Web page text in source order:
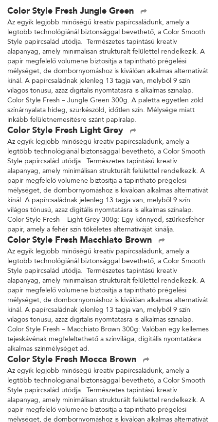
Color Style Fresh Jungle Green
Az egyik legjobb minőségű kreatív papírcsaládunk, amely a
legtöbb technológiánál biztonsággal bevethető, a Color Smooth
Style papírcsalád utódja. Természetes tapintású kreatív
alapanyag, amely minimálisan strukturált felülettel rendelkezik. A
papír megfelelő volumene biztosítja a tapintható prégelési
mélységet, de dombornyomáshoz is kiválóan alkalmas alternatívát
kínál. A papírcsaládnak jelenleg 13 tagja van, melyből 9 szín
világos tónusú, azaz digitális nyomtatásra is alkalmas színalap.
Color Style Fresh – Jungle Green 300g. A paletta egyetlen zöld
színárnyalata hideg, szürkészöld, időtlen szín. Mélysége miatt
inkább felületnemesítésre szánt papíralap.
Color Style Fresh Light Grey
Az egyik legjobb minőségű kreatív papírcsaládunk, amely a
legtöbb technológiánál biztonsággal bevethető, a Color Smooth
Style papírcsalád utódja. Természetes tapintású kreatív
alapanyag, amely minimálisan strukturált felülettel rendelkezik. A
papír megfelelő volumene biztosítja a tapintható prégelési
mélységet, de dombornyomáshoz is kiválóan alkalmas alternatívát
kínál. A papírcsaládnak jelenleg 13 tagja van, melyből 9 szín
világos tónusú, azaz digitális nyomtatásra is alkalmas színalap.
Color Style Fresh – Light Grey 300g: Egy könnyed, szürkésfehér
papír, amely a fehér szín tökéletes alternatíváját kínálja.
Color Style Fresh Macchiato Brown
Az egyik legjobb minőségű kreatív papírcsaládunk, amely a
legtöbb technológiánál biztonsággal bevethető, a Color Smooth
Style papírcsalád utódja. Természetes tapintású kreatív
alapanyag, amely minimálisan strukturált felülettel rendelkezik. A
papír megfelelő volumene biztosítja a tapintható prégelési
mélységet, de dombornyomáshoz is kiválóan alkalmas alternatívát
kínál. A papírcsaládnak jelenleg 13 tagja van, melyből 9 szín
világos tónusú, azaz digitális nyomtatásra is alkalmas színalap.
Color Style Fresh – Macchiato Brown 300g: Valóban egy kellemes
tejeskávénak megfeleltethető a színvilága, digitális nyomtatásra
alkalmas színmélységet ad.
Color Style Fresh Mocca Brown
Az egyik legjobb minőségű kreatív papírcsaládunk, amely a
legtöbb technológiánál biztonsággal bevethető, a Color Smooth
Style papírcsalád utódja. Természetes tapintású kreatív
alapanyag, amely minimálisan strukturált felülettel rendelkezik. A
papír megfelelő volumene biztosítja a tapintható prégelési
mélységet, de dombornyomáshoz is kiválóan alkalmas alternatívát